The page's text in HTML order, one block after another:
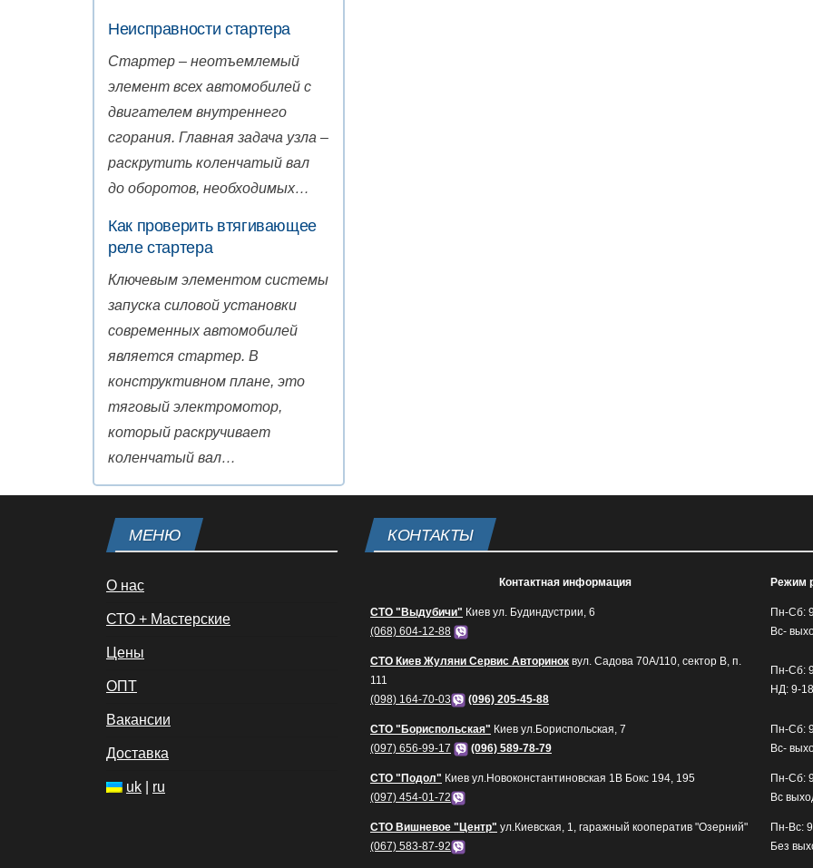
Неисправности стартера
Стартер – неотъемлемый
элемент всех автомобилей с
двигателем внутреннего
сгорания. Главная задача узла –
раскрутить коленчатый вал
до оборотов, необходимых…
Как проверить втягивающее
реле стартера
Ключевым элементом системы
запуска силовой установки
современных автомобилей
является стартер. В
конструктивном плане, это
тяговый электромотор,
который раскручивает
коленчатый вал…
МЕНЮ
О нас
СТО + Мастерские
Цены
ОПТ
Вакансии
Доставка
uk ru
КОНТАКТЫ
Контактная информация Режим
СТО "Выдубичи" Киев ул. Будиндустрии, 6
(068) 604-12-88
Пн-Сб:
Вс-
СТО Киев Жуляни Сервис Авторинок вул. Садова 70А/110, сектор В, п.
111
(098) 164-70-03
(096) 205-45-88
Пн-Сб:
НД: 9-
СТО "Бориспольская" Киев ул.Бориспольская, 7
(097) 656-99-17
(096) 589-78-79
Пн-Сб:
Вс-
СТО "Подол" Киев ул.Новоконстантиновская 1В Бокс 194, 195
(097) 454-01-72
Пн-Сб:
Вс
СТО Вишневое "Центр" ул.Киевская, 1, гаражный кооператив "Озерний"
(067) 583-87-92
Пн-Вс:
Без